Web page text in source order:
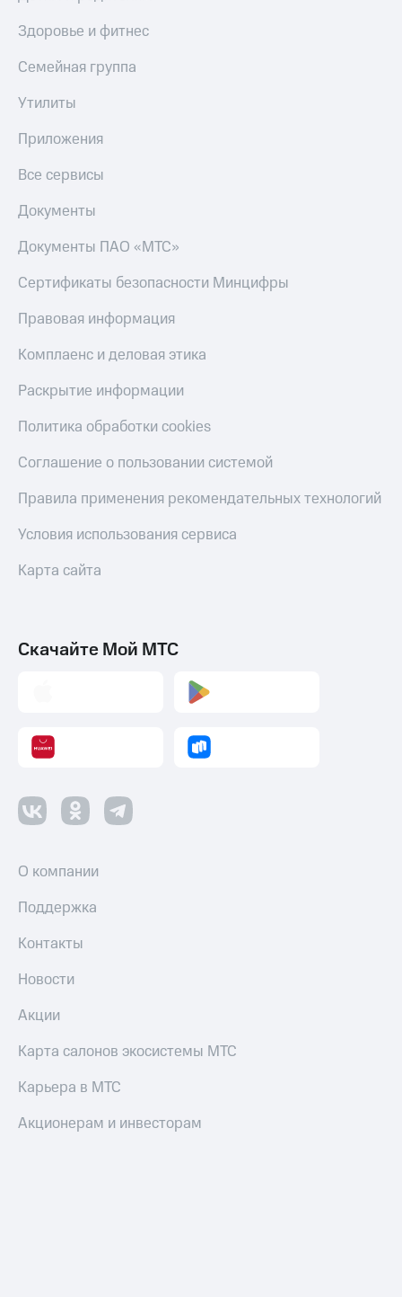
Здоровье и фитнес
Семейная группа
Утилиты
Приложения
Все сервисы
Документы
Документы ПАО «МТС»
Сертификаты безопасности Минцифры
Правовая информация
Комплаенс и деловая этика
Раскрытие информации
Политика обработки cookies
Соглашение о пользовании системой
Правила применения рекомендательных технологий
Условия использования сервиса
Карта сайта
Скачайте Мой МТС
О компании
Поддержка
Контакты
Новости
Акции
Карта салонов экосистемы МТС
Карьера в МТС
Акционерам и инвесторам